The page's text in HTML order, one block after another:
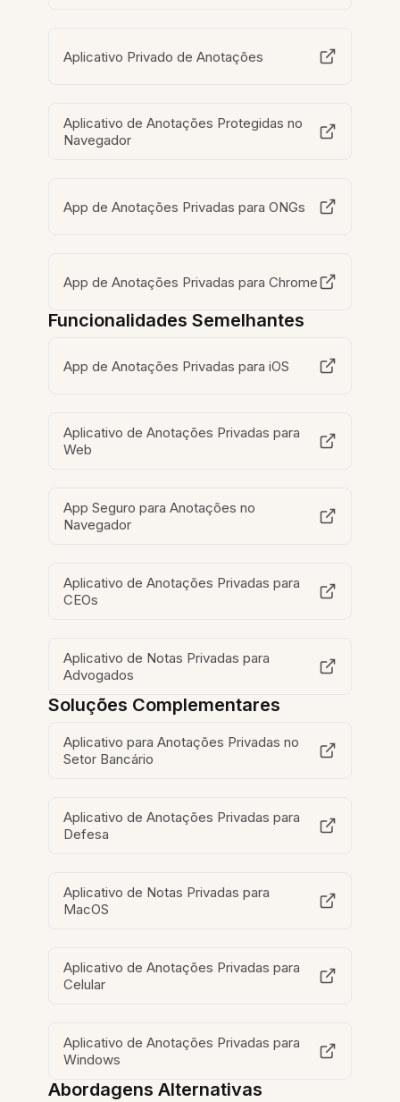
Aplicativo Privado de Anotações
Aplicativo de Anotações Protegidas no
Navegador
App de Anotações Privadas para ONGs
App de Anotações Privadas para Chrome
Funcionalidades Semelhantes
App de Anotações Privadas para iOS
Aplicativo de Anotações Privadas para
Web
App Seguro para Anotações no
Navegador
Aplicativo de Anotações Privadas para
CEOs
Aplicativo de Notas Privadas para
Advogados
Soluções Complementares
Aplicativo para Anotações Privadas no
Setor Bancário
Aplicativo de Anotações Privadas para
Defesa
Aplicativo de Notas Privadas para
MacOS
Aplicativo de Anotações Privadas para
Celular
Aplicativo de Anotações Privadas para
Windows
Abordagens Alternativas